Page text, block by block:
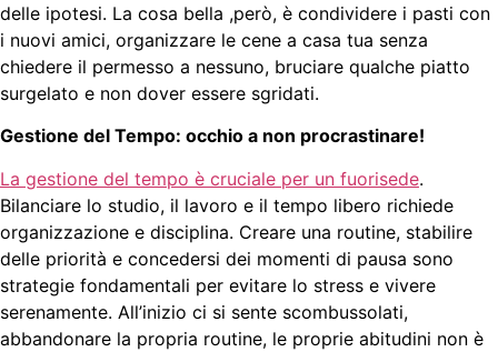
delle ipotesi. La cosa bella ,però, è condividere i pasti con
i nuovi amici, organizzare le cene a casa tua senza
chiedere il permesso a nessuno, bruciare qualche piatto
surgelato e non dover essere sgridati.
Gestione del Tempo: occhio a non procrastinare!
La gestione del tempo è cruciale per un fuorisede.
Bilanciare lo studio, il lavoro e il tempo libero richiede
organizzazione e disciplina. Creare una routine, stabilire
delle priorità e concedersi dei momenti di pausa sono
strategie fondamentali per evitare lo stress e vivere
serenamente. All’inizio ci si sente scombussolati,
abbandonare la propria routine, le proprie abitudini non è